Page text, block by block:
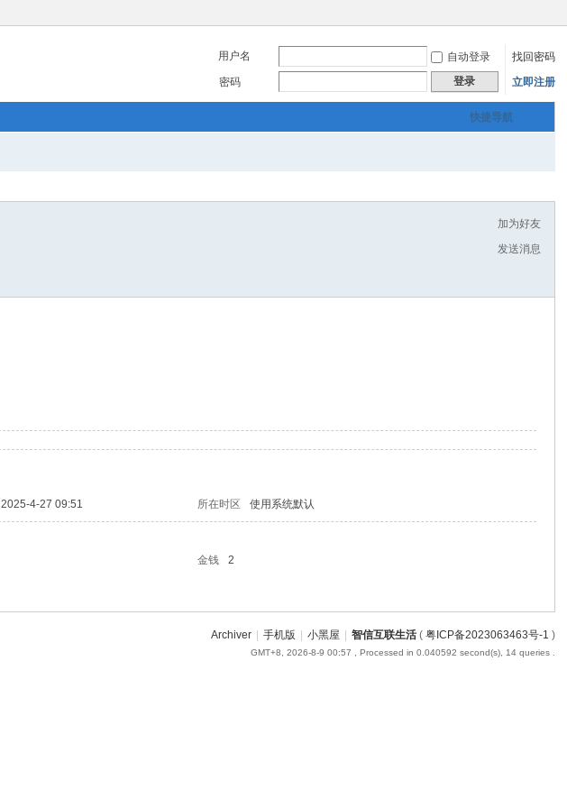
用户名 自动登录
找回密码
密码
登录 立即注册
快捷导航
加为好友
发送消息
2025-4-27 09:51 所在时区 使用系统默认
金钱
2
Archiver 手机版 小黑屋 智信互联生活( 粤ICP备2023063463号-1 )
GMT+8, 2026-8-9 00:57 , Processed in 0.040592 second(s), 14 queries .